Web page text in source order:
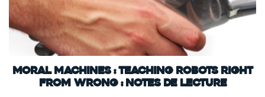
Moral Machines : Teaching Robots Right
from Wrong : Notes de lecture